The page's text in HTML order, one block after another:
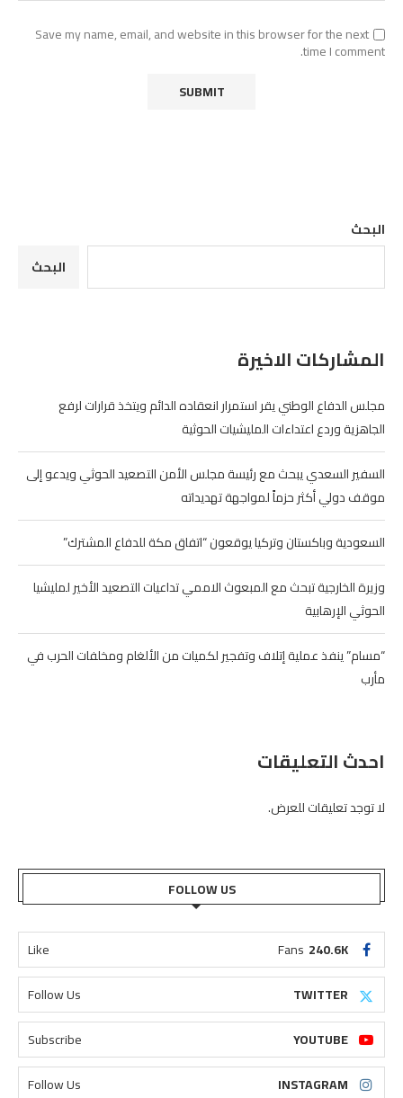
Save my name, email, and website in this browser for the next
time I comment.
البحث
البحث
المشاركات الاخيرة
مجلس الدفاع الوطني يقر استمرار انعقاده الدائم ويتخذ قرارات لرفع
الجاهزية وردع اعتداءات المليشيات الحوثية
السفير السعدي يبحث مع رئيسة مجلس الأمن التصعيد الحوثي ويدعو إلى
موقف دولي أكثر حزماً لمواجهة تهديداته
السعودية وباكستان وتركيا يوقعون “اتفاق مكة للدفاع المشترك”
وزيرة الخارجية تبحث مع المبعوث الاممي تداعيات التصعيد الأخير لمليشيا
الحوثي الإرهابية
“مسام” ينفذ عملية إتلاف وتفجير لكميات من الألغام ومخلفات الحرب في
مأرب
احدث التعليقات
لا توجد تعليقات للعرض.
FOLLOW US
240.6K
Fans
Like
TWITTER
Follow Us
YOUTUBE
Subscribe
INSTAGRAM
Follow Us